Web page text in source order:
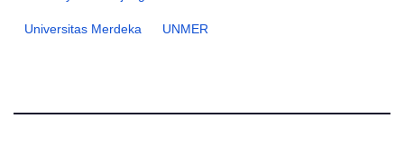
Universitas Merdeka UNMER